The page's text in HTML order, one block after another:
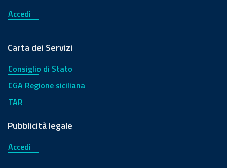
Accedi
Carta dei Servizi
Consiglio di Stato
CGA Regione siciliana
TAR
Pubblicità legale
Accedi